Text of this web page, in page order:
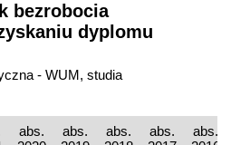
bezrobocia
dyplomu
- WUM, studia
abs.
abs.
abs.
abs.
abs.